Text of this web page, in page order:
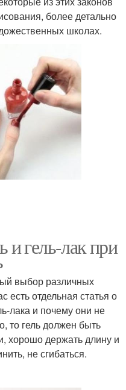
более детально
школах.
и гель-лак при
выбор различных
есть отдельная статья о
лака и почему они не
то гель должен быть
хорошо держать длину и
не сгибаться.